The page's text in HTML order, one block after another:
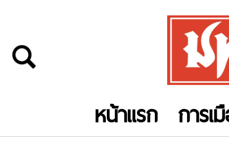
หน้าแรก การเ